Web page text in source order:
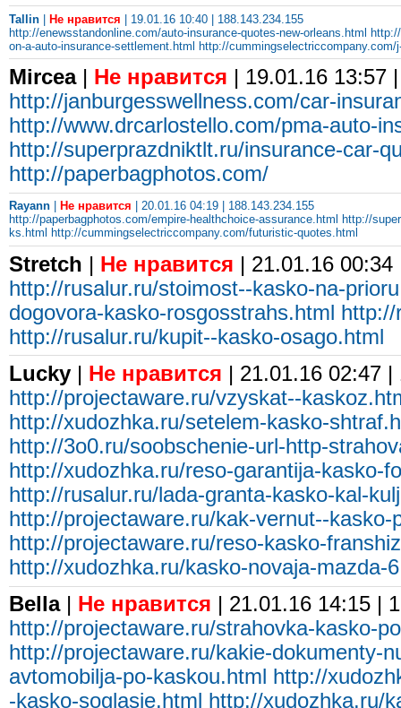
Tallin | Не нравится | 19.01.16 10:40 | 188.143.234.155
http://enewsstandonline.com/auto-insurance-quotes-new-orleans.html
on-a-auto-insurance-settlement.html http://cummingselectriccompany.com/
Mircea| Не нравится | 19.01.16 13:57
http://janburgesswellness.com/car-
http://www.drcarlostello.com/pma-auto-
http://superprazdniktlt.ru/insurance-car-
http://paperbagphotos.com/
Rayann Не нравится | 20.01.16 04:19 | 188.143.234.155
http://paperbagphotos.com/empire-healthchoice-assurance.html
http://
ks.html
http://cummingselectriccompany.com/futuristic-quotes.html
Stretch | Не нравится | 21.01.16
http://rusalur.ru/stoimost--kasko-na-
dogovora-kasko-rosgosstrahs.html http://
http://rusalur.ru/kupit--kasko-osago.html
Lucky | Не нравится | 21.01.16 02:47
http://projectaware.ru/vzyskat--
http://xudozhka.ru/setelem-kasko-
http://3o0.ru/soobschenie-url-http-
http://xudozhka.ru/reso-garantija-kasko-
http://rusalur.ru/lada-granta-kasko-kal-
http://projectaware.ru/kak-vernut--kasko-
http://projectaware.ru/reso-kasko-
http://xudozhka.ru/kasko-novaja-mazda-
Bella| Не нравится | 21.01.16 14:15 |
http://projectaware.ru/strahovka-kasko-
http://projectaware.ru/kakie-dokumenty-
avtomobilja-po-kaskou.html
http://
-kasko-soglasie.html
http://xudozhka.ru/